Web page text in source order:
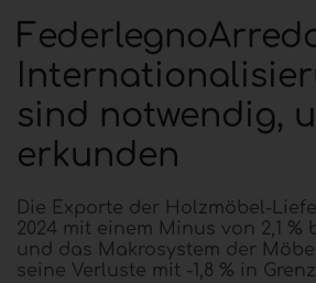
sind notwendig,
erkunden
Die Exporte der Holzmöbel-
2024 mit einem Minus von 2,1 %
und das Makrosystem der
seine Verluste mit -1,8 % in